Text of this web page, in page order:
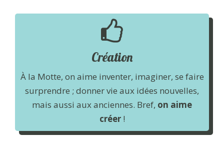
Création
À la Motte, on aime inventer, imaginer, se faire
surprendre ; donner vie aux idées nouvelles,
mais aussi aux anciennes. Bref, on aime
créer!